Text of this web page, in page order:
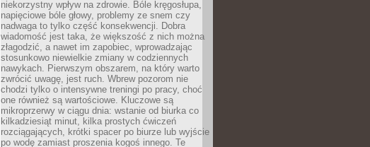
niekorzystny wpływ na zdrowie. Bóle kręgosłupa,
napięciowe bóle głowy, problemy ze snem czy
nadwaga to tylko część konsekwencji. Dobra
wiadomość jest taka, że większość z nich można
złagodzić, a nawet im zapobiec, wprowadzając
stosunkowo niewielkie zmiany w codziennych
nawykach. Pierwszym obszarem, na który warto
zwrócić uwagę, jest ruch. Wbrew pozorom nie
chodzi tylko o intensywne treningi po pracy, choć
one również są wartościowe. Kluczowe są
mikroprzerwy w ciągu dnia: wstanie od biurka co
kilkadziesiąt minut, kilka prostych ćwiczeń
rozciągających, krótki spacer po biurze lub wyjście
po wodę zamiast proszenia kogoś innego. Te